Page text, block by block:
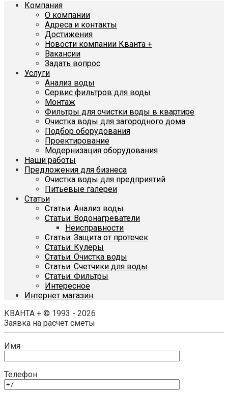
Компания
О компании
Адреса и контакты
Достижения
Новости компании Кванта +
Вакансии
Задать вопрос
Услуги
Анализ воды
Сервис фильтров для воды
Монтаж
Фильтры для очистки воды в квартире
Очистка воды для загородного дома
Подбор оборудования
Проектирование
Модернизация оборудования
Наши работы
Предложения для бизнеса
Очистка воды для предприятий
Питьевые галереи
Статьи
Статьи: Анализ воды
Статьи: Водонагреватели
Неисправности
Статьи: Защита от протечек
Статьи: Кулеры
Статьи: Очистка воды
Статьи: Счетчики для воды
Статьи: Фильтры
Интересное
Интернет магазин
КВАНТА + © 1993 - 2026
Заявка на расчет сметы
Имя
Телефон